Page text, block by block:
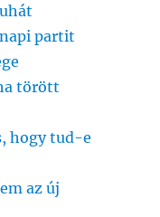
partit
törött
hogy tud-e
az új